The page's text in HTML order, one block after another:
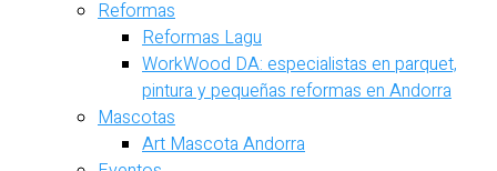
Reformas
Reformas Lagu
WorkWood DA: especialistas en parquet,
pintura y pequeñas reformas en Andorra
Mascotas
Art Mascota Andorra